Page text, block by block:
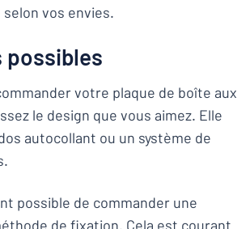
vos envies.
possibles
votre plaque de boîte aux
le design que vous aimez. Elle
autocollant ou un système de
possible de commander une
de fixation. Cela est courant